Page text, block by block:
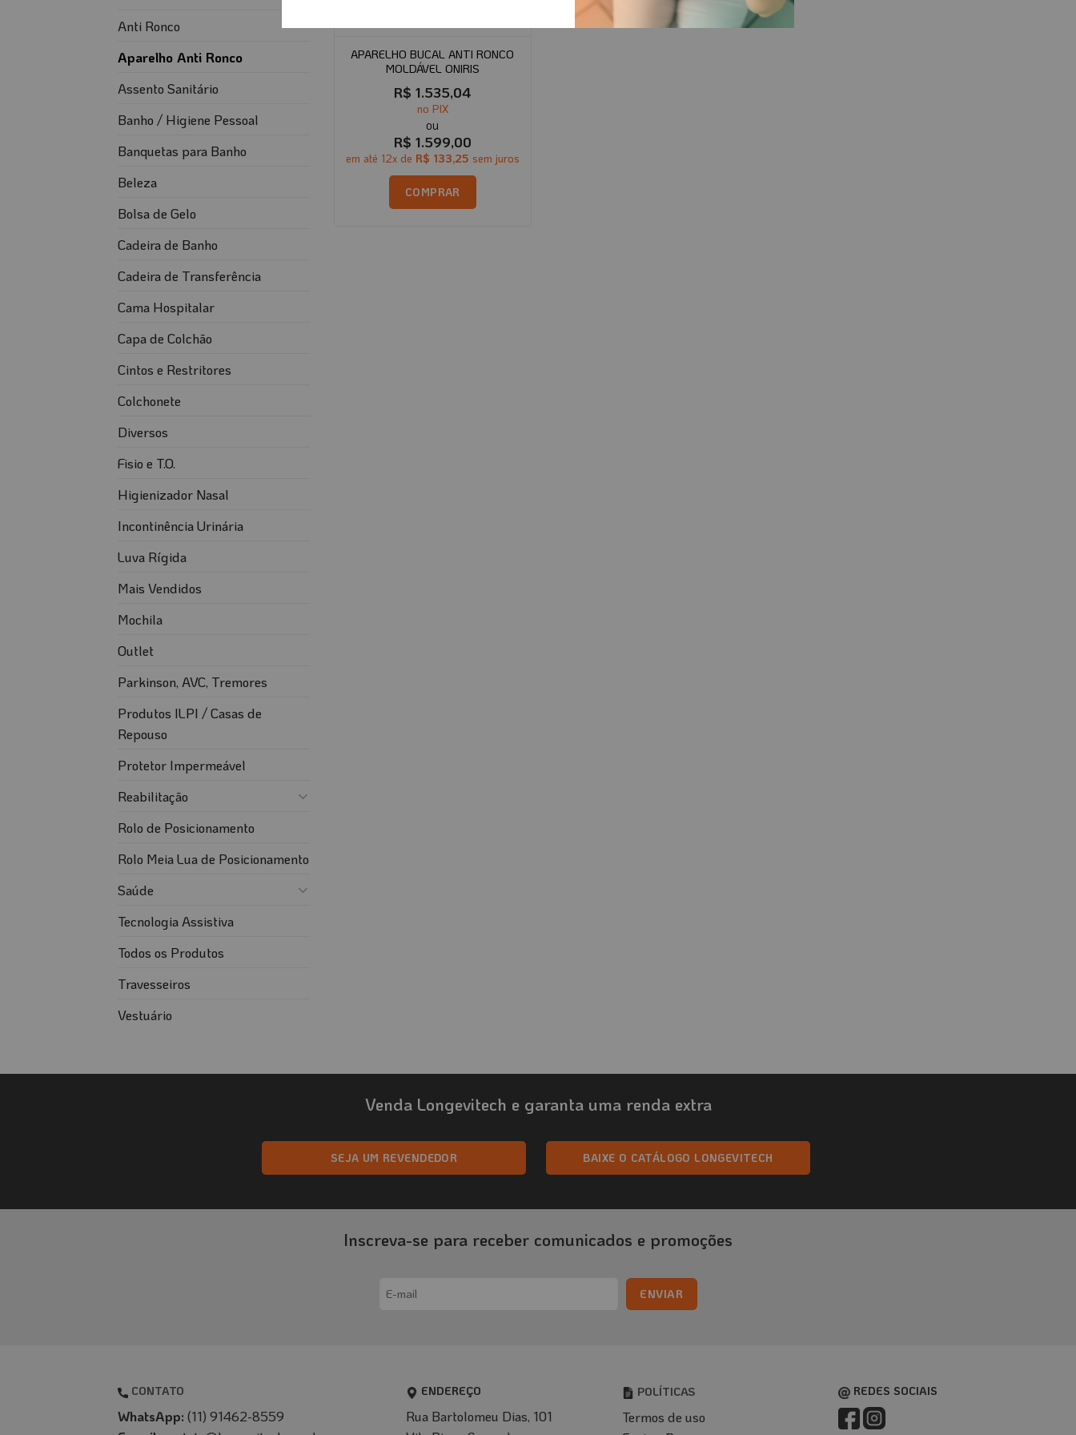
Anti Ronco
Aparelho Anti Ronco
Assento Sanitário
Banho / Higiene Pessoal
Banquetas para Banho
Beleza
Bolsa de Gelo
Cadeira de Banho
Cadeira de Transferência
Cama Hospitalar
Capa de Colchão
Cintos e Restritores
Colchonete
Diversos
Fisio e T.O.
Higienizador Nasal
Incontinência Urinária
Luva Rígida
Mais Vendidos
Mochila
Outlet
Parkinson, AVC, Tremores
Produtos ILPI / Casas de
Repouso
Protetor Impermeável
Reabilitação
Rolo de Posicionamento
Rolo Meia Lua de Posicionamento
Saúde
Tecnologia Assistiva
Todos os Produtos
Travesseiros
Vestuário
APARELHO BUCAL ANTI RONCO
MOLDÁVEL ONIRIS
R$ 1.535,04
no PIX
R$ 1.599,00
em até 12x de R$ 133,25 sem juros
COMPRAR
Venda Longevitech e garanta uma renda extra
SEJA UM REVENDEDOR BAIXE O CATÁLOGO LONGEVITECH
Inscreva-se para receber comunicados e promoções
CONTATO
WhatsApp: (11) 91462-8559
ENDEREÇO
Rua Bartolomeu Dias, 101
POLÍTICAS
Termos de uso
REDES SOCIAIS